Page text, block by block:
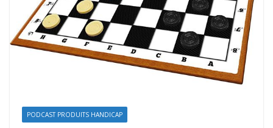
PODCAST PRODUITS HANDICAP